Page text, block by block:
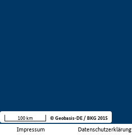
Impressum Datenschutzerklärung
100 km © Geobasis-DE / BKG 2015